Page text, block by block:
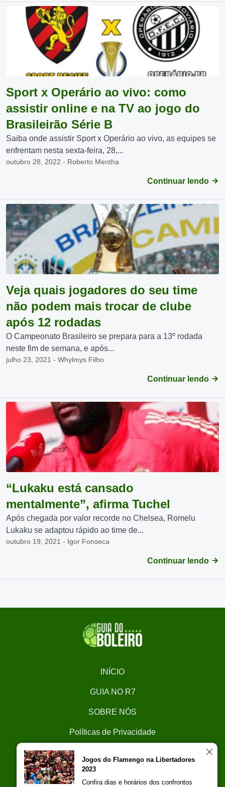
Sport x Operário ao vivo: como
assistir online e na TV ao jogo do
Brasileirão Série B
Saiba onde assistir Sport x Operário ao vivo, as equipes se
enfrentam nesta sexta-feira, 28,...
outubro 28, 2022 - Roberto Mentha
Continuar lendo
Veja quais jogadores do seu time
não podem mais trocar de clube
após 12 rodadas
O Campeonato Brasileiro se prepara para a 13º rodada
neste fim de semana, e após...
julho 23, 2021 - Whylmys Filho
Continuar lendo
“Lukaku está cansado
mentalmente”, afirma Tuchel
Após chegada por valor recorde no Chelsea, Romelu
Lukaku se adaptou rápido ao time de...
outubro 19, 2021 - Igor Fonseca
Continuar lendo
INÍCIO
GUIA NO R7
SOBRE NÓS
Políticas de Privacidade
Trabalhe Conosco
Jogos do Flamengo na Libertadores
2023
Confira dias e horários dos confrontos